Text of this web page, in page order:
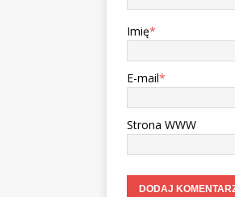
Imię*
E-mail*
Strona WWW